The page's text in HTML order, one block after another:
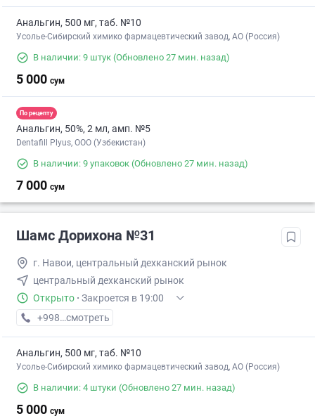
Анальгин, 500 мг, таб. №10
Усолье-Сибирский химико фармацевтический завод, АО (Россия)
В наличии: 9 штук (Обновлено 27 мин. назад)
5 000 сум
По рецепту
Анальгин, 50%, 2 мл, амп. №5
Dentafill Plyus, ООО (Узбекистан)
В наличии: 9 упаковок (Обновлено 27 мин. назад)
7 000 сум
Шамс Дорихона №31
г. Навои, центральный дехканский рынок
центральный дехканский рынок
Открыто · Закроется в 19:00
+998 (79) XXX-XX-XX
смотреть
Анальгин, 500 мг, таб. №10
Усолье-Сибирский химико фармацевтический завод, АО (Россия)
В наличии: 4 штуки (Обновлено 27 мин. назад)
5 000 сум